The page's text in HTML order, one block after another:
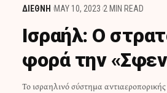
ΔΙΕΘΝΗ MAY 10, 2023 2 MIN READ
Ισραήλ: Ο
φορά την
Το ισραηλινό σύστημα
μαχών σήμερα με μαχητές της